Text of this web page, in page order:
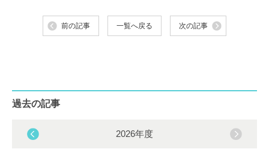
前の記事 一覧へ戻る 次の記事
過去の記事
2026年度